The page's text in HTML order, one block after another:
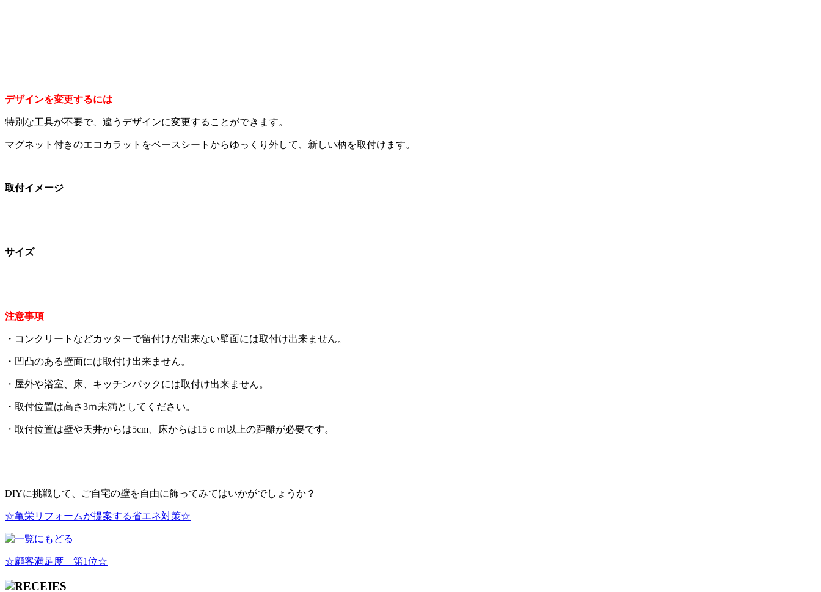
デザインを変更するには
特別な工具が不要で、違うデザインに変更することができます。
マグネット付きのエコカラットをベースシートからゆっくり外して、新しい柄を取付けます。
取付イメージ
サイズ
注意事項
・コンクリートなどカッターで留付けが出来ない壁面には取付け出来ません。
・凹凸のある壁面には取付け出来ません。
・屋外や浴室、床、キッチンバックには取付け出来ません。
・取付位置は高さ3ｍ未満としてください。
・取付位置は壁や天井からは5cm、床からは15ｃｍ以上の距離が必要です。
DIYに挑戦して、ご自宅の壁を自由に飾ってみてはいかがでしょうか？
☆亀栄リフォームが提案する省エネ対策☆
☆顧客満足度 第1位☆